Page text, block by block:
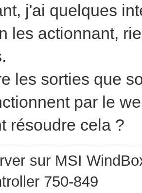
j'ai quelques
les actionnant,
les sorties que
par le
résoudre cela ?
sur MSI
750-849